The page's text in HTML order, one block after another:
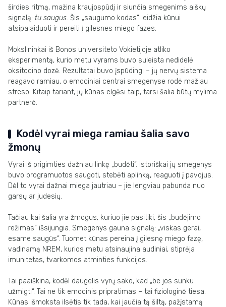
širdies ritmą, mažina kraujospūdį ir siunčia smegenims aiškų
signalą: tu saugus. Šis „saugumo kodas“ leidžia kūnui
atsipalaiduoti ir pereiti į gilesnes miego fazes.
Mokslininkai iš Bonos universiteto Vokietijoje atliko
eksperimentą, kurio metu vyrams buvo suleista nedidelė
oksitocino dozė. Rezultatai buvo įspūdingi – jų nervų sistema
reagavo ramiau, o emociniai centrai smegenyse rodė mažiau
streso. Kitaip tariant, jų kūnas elgėsi taip, tarsi šalia būtų mylima
partnerė.
Kodėl vyrai miega ramiau šalia savo
žmonų
Vyrai iš prigimties dažniau linkę „budėti“. Istoriškai jų smegenys
buvo programuotos saugoti, stebėti aplinką, reaguoti į pavojus.
Dėl to vyrai dažnai miega jautriau – jie lengviau pabunda nuo
garsų ar judesių.
Tačiau kai šalia yra žmogus, kuriuo jie pasitiki, šis „budėjimo
režimas“ išsijungia. Smegenys gauna signalą: „viskas gerai,
esame saugūs“. Tuomet kūnas pereina į gilesnę miego fazę,
vadinamą NREM, kurios metu atsinaujina audiniai, stiprėja
imunitetas, tvarkomos atminties funkcijos.
Tai paaiškina, kodėl daugelis vyrų sako, kad „be jos sunku
užmigti“. Tai ne tik emocinis pripratimas – tai fiziologinė tiesa.
Kūnas išmoksta ilsėtis tik tada, kai jaučia tą šiltą, pažįstamą